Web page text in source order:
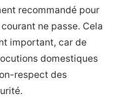
recommandé pour
courant ne passe. Cela
important, car de
domestiques
respect des